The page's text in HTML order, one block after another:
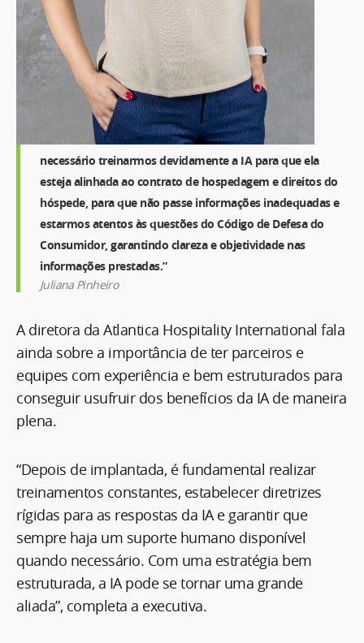
necessário treinarmos devidamente a IA para que ela
esteja alinhada ao contrato de hospedagem e direitos do
hóspede, para que não passe informações inadequadas e
estarmos atentos às questões do Código de Defesa do
Consumidor, garantindo clareza e objetividade nas
informações prestadas.”
Juliana Pinheiro
A diretora da Atlantica Hospitality International fala
ainda sobre a importância de ter parceiros e
equipes com experiência e bem estruturados para
conseguir usufruir dos benefícios da IA de maneira
plena.
“Depois de implantada, é fundamental realizar
treinamentos constantes, estabelecer diretrizes
rígidas para as respostas da IA e garantir que
sempre haja um suporte humano disponível
quando necessário. Com uma estratégia bem
estruturada, a IA pode se tornar uma grande
aliada”, completa a executiva.